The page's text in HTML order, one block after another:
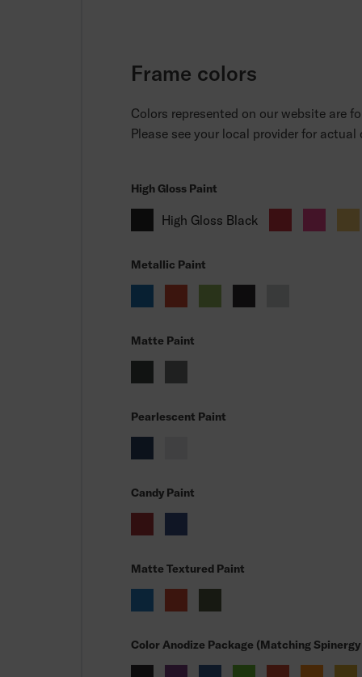
Frame colors
Colors represented on our website are
Please see your local provider for actual
High Gloss Paint
High Gloss Black
Metallic Paint
Matte Paint
Pearlescent Paint
Candy Paint
Matte Textured Paint
Color Anodize Package (Matching